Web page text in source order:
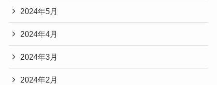
2024年5月
2024年4月
2024年3月
2024年2月